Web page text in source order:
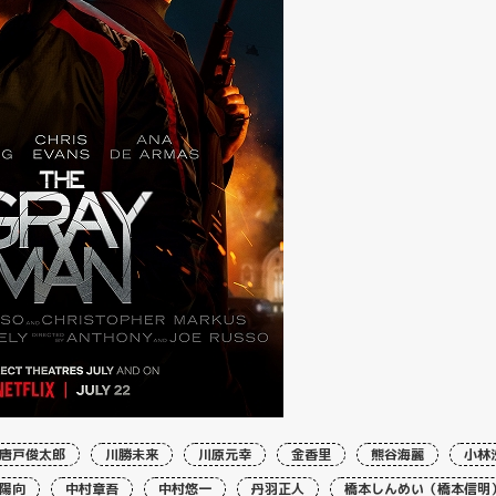
唐戸俊太郎 川勝未来 川原元幸 金香里 熊谷海麗
小林
向
中村章吾 中村悠一 丹羽正人 橋本しんめい（橋本信明